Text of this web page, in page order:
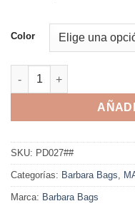
Color
Paraguas Barbara Bags -
SKU: PD027##
Categorías: Barbara Bags
Marca: Barbara Bags